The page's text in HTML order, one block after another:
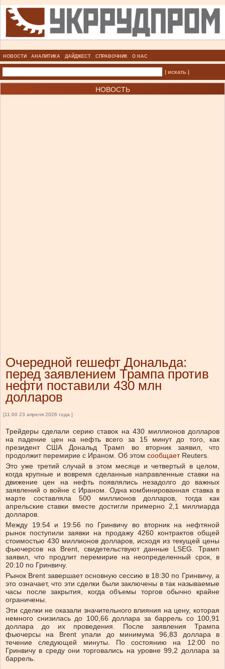
НОВОСТИ АНАЛИТИКА ДАЙДЖЕСТ СПРАВОЧНИК О НАС
| искать |
НОВОСТЬ
Очередной гешефт Дональда:
перед заявлением Трампа против
нефти поставили 430 млн
долларов
[11:00 23 апреля 2026 года ]
Трейдеры сделали серию ставок на 430 миллионов долларов
на падение цен на нефть всего за 15 минут до того, как
президент США Дональд Трамп во вторник заявил, что
продолжит перемирие с Ираном. Об этом сообщает Reuters.
Это уже третий случай в этом месяце и четвертый в целом,
когда крупные и вовремя сделанные направленные ставки на
движение цен на нефть появлялись незадолго до важных
заявлений о войне с Ираном. Одна комбинированная ставка в
марте составляла 500 миллионов долларов, тогда как
апрельские ставки вместе достигли примерно 2,1 миллиарда
долларов.
Между 19:54 и 19:56 по Гринвичу во вторник на нефтяной
рынок поступили заявки на продажу 4260 контрактов общей
стоимостью 430 миллионов долларов, исходя из текущей цены
фьючерсов на Brent, свидетельствуют данные LSEG. Трамп
заявил, что продлит перемирие на неопределенный срок, в
20:10 по Гринвичу.
Рынок Brent завершает основную сессию в 18:30 по Гринвичу, а
это означает, что эти сделки были заключены в так называемые
часы после закрытия, когда объемы торгов обычно крайне
ограничены.
Эти сделки не оказали значительного влияния на цену, которая
немного снизилась до 100,66 доллара за баррель со 100,91
доллара до их проведения. После заявления Трампа
фьючерсы на Brent упали до минимума 96,83 доллара в
течение следующей минуты. По состоянию на 12:00 по
Гринвичу в среду они торговались на уровне 99,2 доллара за
баррель.